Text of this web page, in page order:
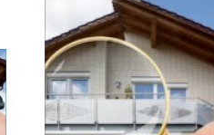
ytor, men modern betong
i Falkenberg handlar lika
mycket om design,
precision och långsiktig
funktion. För den som
planerar ny grund...